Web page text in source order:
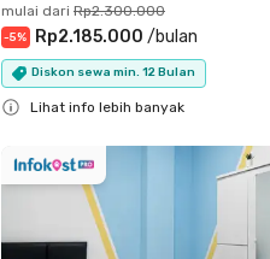
mulai dari Rp2.300.000
-5% Rp2.185.000 /bulan
Diskon sewa min. 12 Bulan
Lihat info lebih banyak